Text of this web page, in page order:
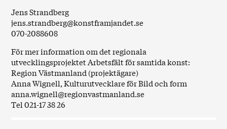
Jens Strandberg
jens.strandberg@konstframjandet.se
070-2088608
För mer information om det regionala
utvecklingsprojektet Arbetsfält för samtida konst:
Region Västmanland (projektägare)
Anna Wignell, Kulturutvecklare för Bild och form
anna.wignell@regionvastmanland.se
Tel 021-17 38 26